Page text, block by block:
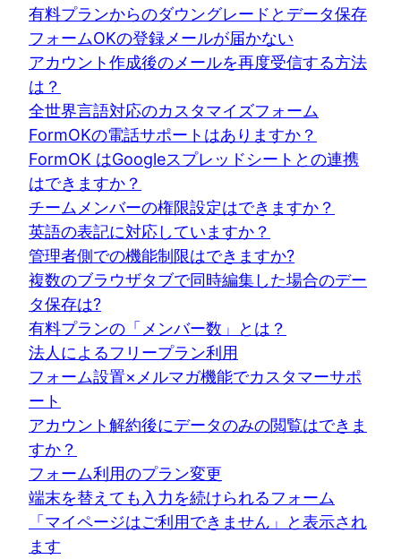
有料プランからのダウングレードとデータ保存
フォームOKの登録メールが届かない
アカウント作成後のメールを再度受信する方法
は？
全世界言語対応のカスタマイズフォーム
FormOKの電話サポートはありますか？
FormOK はGoogleスプレッドシートとの連携
はできますか？
チームメンバーの権限設定はできますか？
英語の表記に対応していますか？
管理者側での機能制限はできますか?
複数のブラウザタブで同時編集した場合のデー
タ保存は?
有料プランの「メンバー数」とは？
法人によるフリープラン利用
フォーム設置×メルマガ機能でカスタマーサポ
ート
アカウント解約後にデータのみの閲覧はできま
すか？
フォーム利用のプラン変更
端末を替えても入力を続けられるフォーム
「マイページはご利用できません」と表示され
ます